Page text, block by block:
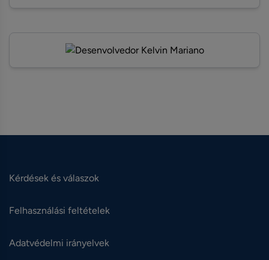
Kérdések és válaszok
Felhasználási feltételek
Adatvédelmi irányelvek